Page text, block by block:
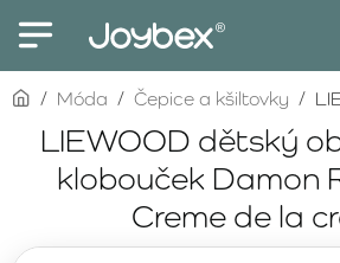
LIEWOOD dětský
klobouček Damon
Creme de la
homeMóda Čepice a kšiltovky